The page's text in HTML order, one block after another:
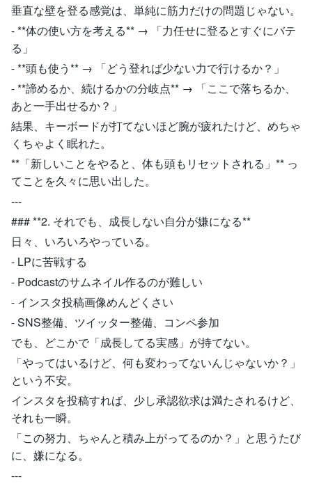
垂直な壁を登る感覚は、単純に筋力だけの問題じゃない。
- **体の使い方を考える** → 「力任せに登るとすぐにバテ
る」
- **頭も使う** → 「どう登れば少ない力で行けるか？」
- **諦めるか、続けるかの分岐点** → 「ここで落ちるか、
あと一手出せるか？」
結果、キーボードが打てないほど腕が疲れたけど、めちゃ
くちゃよく眠れた。
**「新しいことをやると、体も頭もリセットされる」** っ
てことを久々に思い出した。
---
### **2. それでも、成長しない自分が嫌になる**
日々、いろいろやっている。
- LPに苦戦する
- Podcastのサムネイル作るのが難しい
- インスタ投稿画像めんどくさい
- SNS整備、ツイッター整備、コンペ参加
でも、どこかで「成長してる実感」が持てない。
「やってはいるけど、何も変わってないんじゃないか？」
という不安。
インスタを投稿すれば、少し承認欲求は満たされるけど、
それも一瞬。
「この努力、ちゃんと積み上がってるのか？」と思うたび
に、嫌になる。
---